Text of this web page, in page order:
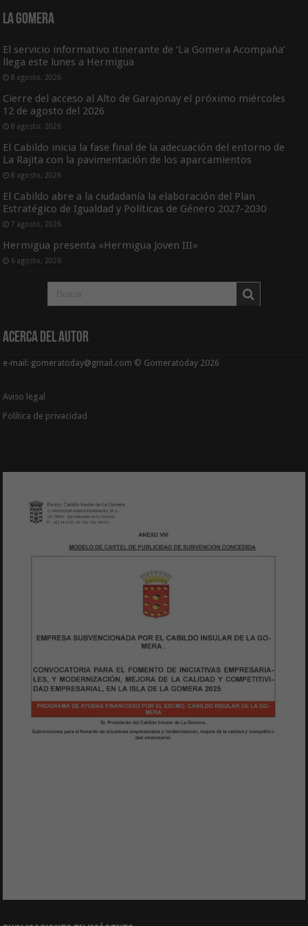
La Gomera
El servicio informativo itinerante de ‘La Gomera Acompaña’
llega este lunes a Hermigua
8 agosto, 2026
Cierre del acceso al Alto de Garajonay el próximo miércoles
12 de agosto del 2026
8 agosto, 2026
El Cabildo inicia la fase final de la adecuación del entorno de
La Rajita con la pavimentación de los aparcamientos
8 agosto, 2026
El Cabildo abre a la ciudadanía la elaboración del Plan
Estratégico de Igualdad y Políticas de Género 2027-2030
7 agosto, 2026
Hermigua presenta «Hermigua Joven III»
6 agosto, 2026
Acerca del Autor
e-mail: gomeratoday@gmail.com © Gomeratoday 2026
Aviso legal
Política de privacidad